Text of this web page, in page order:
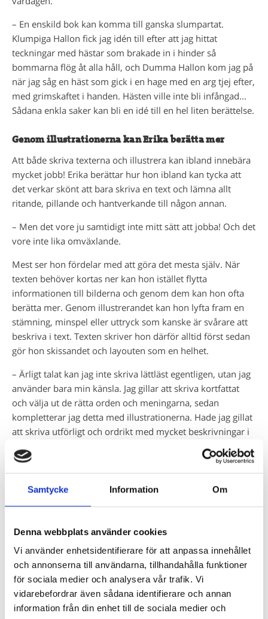
Samtycke Information Om
Denna webbplats använder cookies
Vi använder enhetsidentifierare för att anpassa innehållet
och annonserna till användarna, tillhandahålla funktioner
för sociala medier och analysera vår trafik. Vi
vidarebefordrar även sådana identifierare och annan
information från din enhet till de sociala medier och
– En enskild bok kan komma till ganska slumpartat.
Klumpiga Hallon fick jag idén till efter att jag hittat
teckningar med hästar som brakade in i hinder så
bommarna flög åt alla håll, och Dumma Hallon kom jag på
när jag såg en häst som gick i en hage med en arg tjej efter,
med grimskaftet i handen. Hästen ville inte bli infångad...
Sådana enkla saker kan bli en idé till en hel liten berättelse.
Genom illustrationerna kan Erika berätta mer
Att både skriva texterna och illustrera kan ibland innebära
mycket jobb! Erika berättar hur hon ibland kan tycka att
det verkar skönt att bara skriva en text och lämna allt
ritande, pillande och hantverkande till någon annan.
– Men det vore ju samtidigt inte mitt sätt att jobba! Och det
vore inte lika omväxlande.
Mest ser hon fördelar med att göra det mesta själv. När
texten behöver kortas ner kan hon istället flytta
informationen till bilderna och genom dem kan hon ofta
berätta mer. Genom illustrerandet kan hon lyfta fram en
stämning, minspel eller uttryck som kanske är svårare att
beskriva i text. Texten skriver hon därför alltid först sedan
gör hon skissandet och layouten som en helhet.
– Ärligt talat kan jag inte skriva lättläst egentligen, utan jag
använder bara min känsla. Jag gillar att skriva kortfattat
och välja ut de rätta orden och meningarna, sedan
kompletterar jag detta med illustrationerna. Hade jag gillat
att skriva utförligt och ordrikt med mycket beskrivningar i
Erika Eklund Wilson